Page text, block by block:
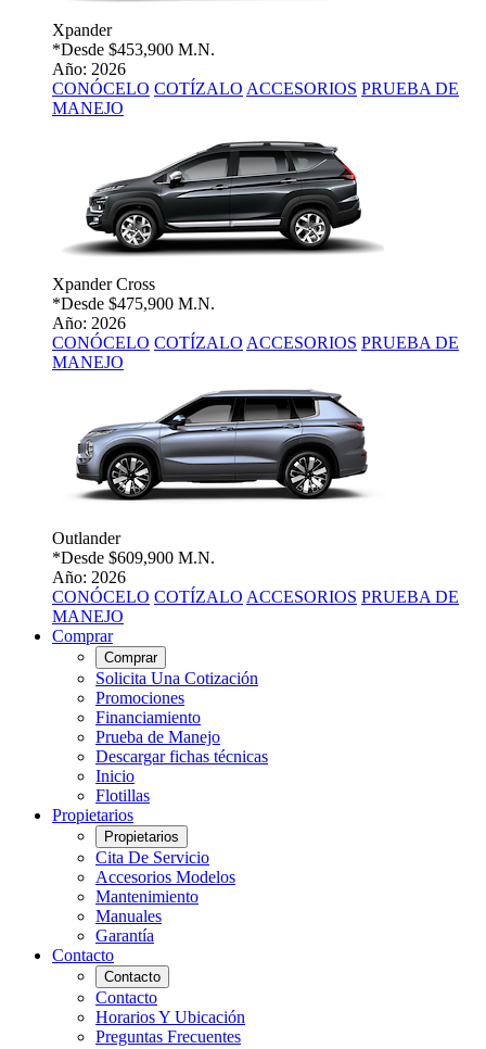
Xpander
*Desde $453,900 M.N.
Año: 2026
CONÓCELO COTÍZALO ACCESORIOS PRUEBA DE
MANEJO
Xpander Cross
*Desde $475,900 M.N.
Año: 2026
CONÓCELO COTÍZALO ACCESORIOS PRUEBA DE
MANEJO
Outlander
*Desde $609,900 M.N.
Año: 2026
CONÓCELO COTÍZALO ACCESORIOS PRUEBA DE
MANEJO
Comprar
Comprar
Solicita Una Cotización
Promociones
Financiamiento
Prueba de Manejo
Descargar fichas técnicas
Inicio
Flotillas
Propietarios
Propietarios
Cita De Servicio
Accesorios Modelos
Mantenimiento
Manuales
Garantía
Contacto
Contacto
Contacto
Horarios Y Ubicación
Preguntas Frecuentes